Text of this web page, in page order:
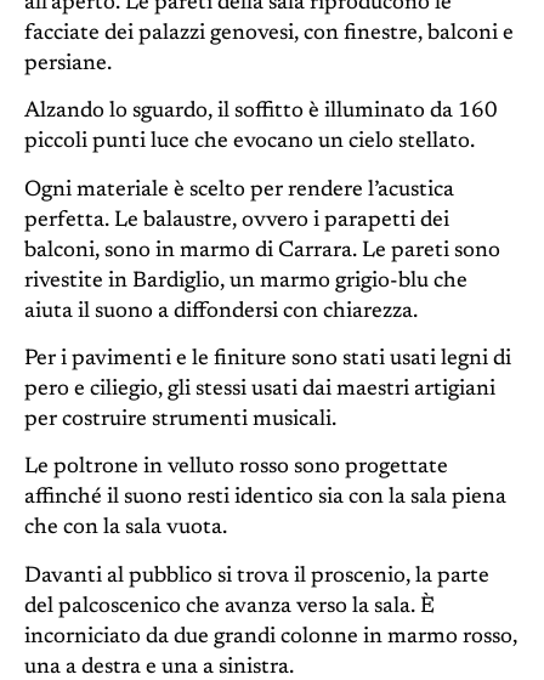
facciate dei palazzi genovesi, con finestre, balconi e
persiane.
Alzando lo sguardo, il soffitto è illuminato da 160
piccoli punti luce che evocano un cielo stellato.
Ogni materiale è scelto per rendere l’acustica
perfetta. Le balaustre, ovvero i parapetti dei
balconi, sono in marmo di Carrara. Le pareti sono
rivestite in Bardiglio, un marmo grigio-blu che
aiuta il suono a diffondersi con chiarezza.
Per i pavimenti e le finiture sono stati usati legni di
pero e ciliegio, gli stessi usati dai maestri artigiani
per costruire strumenti musicali.
Le poltrone in velluto rosso sono progettate
affinché il suono resti identico sia con la sala piena
che con la sala vuota.
Davanti al pubblico si trova il proscenio, la parte
del palcoscenico che avanza verso la sala. È
incorniciato da due grandi colonne in marmo rosso,
una a destra e una a sinistra.